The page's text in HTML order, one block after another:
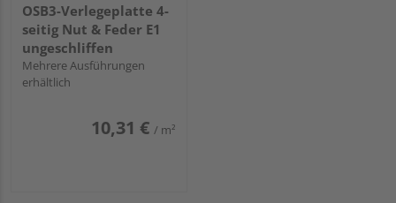
OSB3-Verlegeplatte 4-
seitig Nut & Feder E1
ungeschliffen
Mehrere Ausführungen
erhältlich
10,31 € / m²